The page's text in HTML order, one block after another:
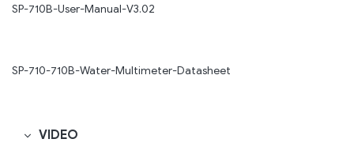
SP-710B-User-Manual-V3.02
SP-710-710B-Water-Multimeter-Datasheet
VIDEO